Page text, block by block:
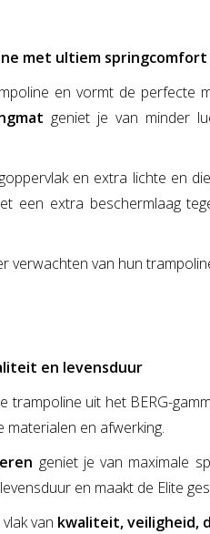
met ultiem springcomfort
en vormt de perfecte
geniet je van minder
en extra lichte en
een extra beschermlaag
verwachten van hun
en levensduur
trampoline uit het BERG-
materialen en afwerking.
geniet je van maximale
en maakt de Elite
van kwaliteit, veiligheid,